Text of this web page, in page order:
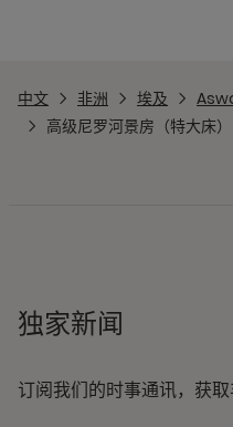
中文 非洲 埃及
高级尼罗河景房（特大床）
独家新闻
订阅我们的时事通讯，获